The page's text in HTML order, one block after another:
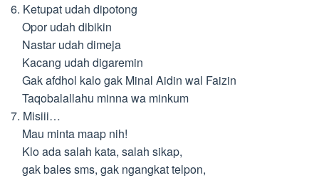
6. Ketupat udah dipotong
Opor udah dibikin
Nastar udah dimeja
Kacang udah digaremin
Gak afdhol kalo gak Minal Aidin wal Faizin
Taqobalallahu minna wa minkum
7. Misiii…
Mau minta maap nih!
Klo ada salah kata, salah sikap,
gak bales sms, gak ngangkat telpon,